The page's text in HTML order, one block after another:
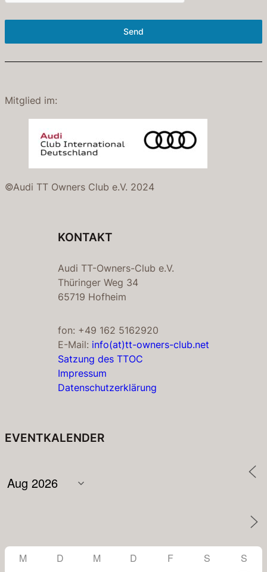
Send
Mitglied im:
©Audi TT Owners Club e.V. 2024
KONTAKT
Audi TT-Owners-Club e.V.
Thüringer Weg 34
65719 Hofheim
fon: +49 162 5162920
E-Mail: info(at)tt-owners-club.net
Satzung des TTOC
Impressum
Datenschutzerklärung
EVENTKALENDER
M D M D F S S